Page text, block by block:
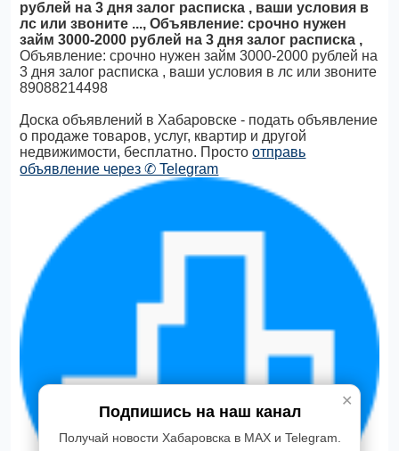
рублей на 3 дня залог расписка , ваши условия в
лс или звоните ..., Объявление: срочно нужен
займ 3000-2000 рублей на 3 дня залог расписка ,
Объявление: срочно нужен займ 3000-2000 рублей на
3 дня залог расписка , ваши условия в лс или звоните
89088214498
Доска объявлений в Хабаровске - подать объявление
о продаже товаров, услуг, квартир и другой
недвижимости, бесплатно. Простоотправь
объявление через ✆ Telegram
✕
Подпишись на наш канал
Получай новости Хабаровска в MAX и Telegram.